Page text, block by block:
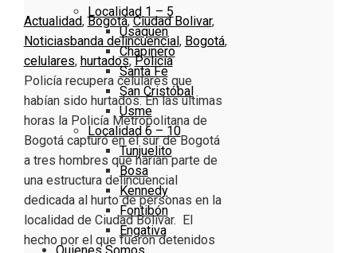
Localidad 1 – 5
Usaquen
Chapinero
Santa Fe
San Cristóbal
Usme
Localidad 6 – 10
Tunjuelito
Bosa
Kennedy
Fontibón
Engativa
Actualidad,Bogotá,Ciudad Bolivar,
Noticiasbanda delincuencial , Bogotá,
celulares, hurtados,Policía
Policía recupera celulares que
habían sido hurtados. En las últimas
horas la Policía Metropolitana de
Bogotá capturó en el sur de Bogotá
a tres hombres que harían parte de
una estructura delincuencial
dedicada al hurto de personas en la
localidad de Ciudad Bolívar. El
hecho por el que fueron detenidos